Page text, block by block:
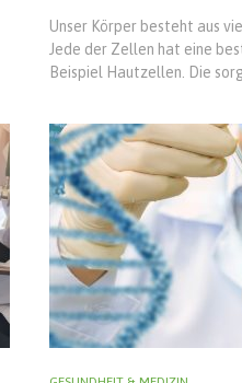
Unser Körper besteht aus
Jede der Zellen hat eine
Beispiel Hautzellen. Die